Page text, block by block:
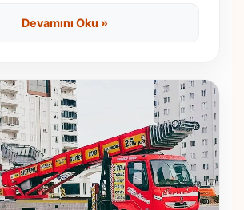
Devamını Oku »